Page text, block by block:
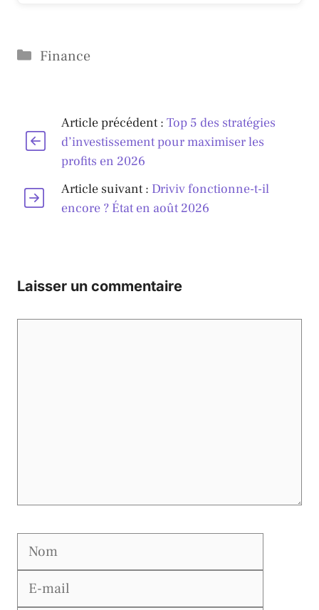
Catégories
Finance
Article précédent : Top 5 des stratégies
d’investissement pour maximiser les
profits en 2026
Article suivant : Driviv fonctionne-t-il
encore ? État en août 2026
Laisser un commentaire
Nom